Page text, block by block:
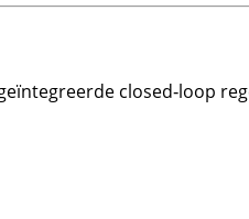
closed‑loop